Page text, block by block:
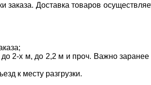
Доставка товаров
2-х м, до 2,2 м и проч. Важно
к месту разгрузки.